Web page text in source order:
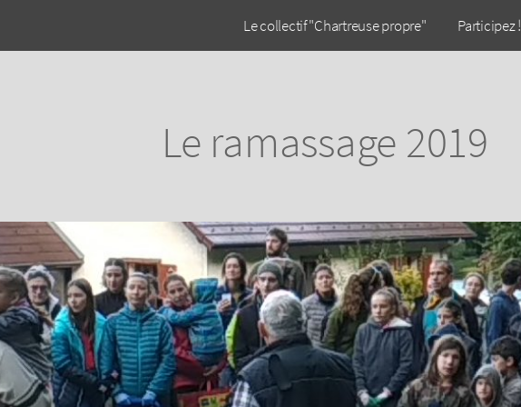
Le collectif "Chartreuse propre" Participez !
Le ramassage 2019